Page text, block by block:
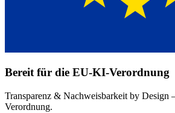
Bereit für die EU-KI-Verordnung
Transparenz & Nachweisbarkeit by Design
Verordnung.